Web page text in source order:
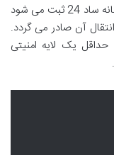
با تکمیل این مراحل، وضعیت چک شما در سامانه ساد 24 ثبت می شود
آن صادر می گردد.
یک لایه امنیتی